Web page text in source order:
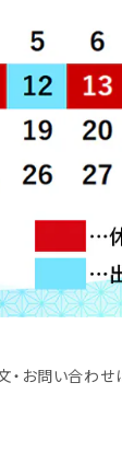
・お問い合わせ